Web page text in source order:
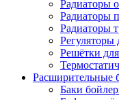
Радиаторы
Радиаторы
Радиаторы
Регуляторы
Решётки
Расширительные
Баки